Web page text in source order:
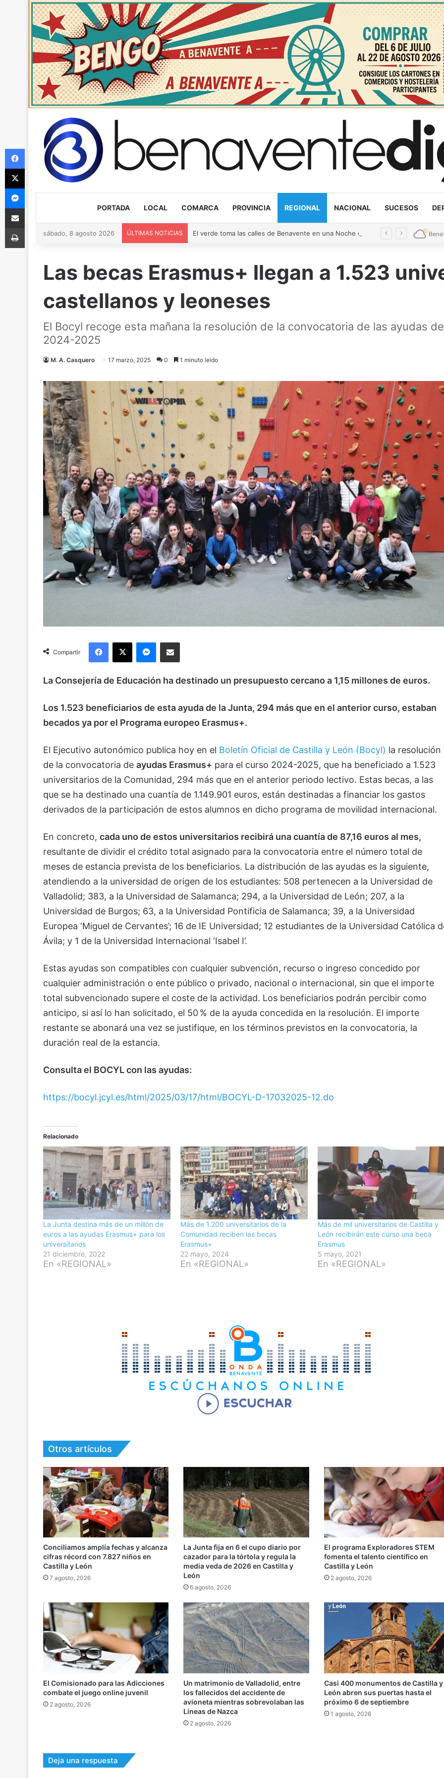
PORTADA LOCAL COMARCA PROVINCIA REGIONAL NACIONAL SUCESOS
sábado, 8 agosto 2026 ÚLTIMAS NOTICIAS
Las becas Erasmus+ llegan a 1.523
castellanos y leoneses
El Bocyl recoge esta mañana la resolución de la convocatoria de las ayudas
2024-2025
M. A. Casquero 17 marzo, 2025 0 1 minuto leído
Compartir
Facebook
X Messenger
Compartir via Email
La Consejería de Educación ha destinado un presupuesto cercano a 1,15 millones de euros.
Los 1.523 beneficiarios de esta ayuda de la Junta, 294 más que en el anterior curso, estaban
becados ya por el Programa europeo Erasmus+.
El Ejecutivo autonómico publica hoy en el Boletín Oficial de Castilla y León (Bocyl) la resolución
de la convocatoria de ayudas Erasmus+ para el curso 2024-2025, que ha beneficiado a 1.523
universitarios de la Comunidad, 294 más que en el anterior periodo lectivo. Estas becas, a las
que se ha destinado una cuantía de 1.149.901 euros, están destinadas a financiar los gastos
derivados de la participación de estos alumnos en dicho programa de movilidad internacional.
En concreto, cada uno de estos universitarios recibirá una cuantía de 87,16 euros al mes,
resultante de dividir el crédito total asignado para la convocatoria entre el número total de
meses de estancia prevista de los beneficiarios. La distribución de las ayudas es la siguiente,
atendiendo a la universidad de origen de los estudiantes: 508 pertenecen a la Universidad de
Valladolid; 383, a la Universidad de Salamanca; 294, a la Universidad de León; 207, a la
Universidad de Burgos; 63, a la Universidad Pontificia de Salamanca; 39, a la Universidad
Europea ‘Miguel de Cervantes’; 16 de IE Universidad; 12 estudiantes de la Universidad Católica
Ávila; y 1 de la Universidad Internacional ‘Isabel I’.
Estas ayudas son compatibles con cualquier subvención, recurso o ingreso concedido por
cualquier administración o ente público o privado, nacional o internacional, sin que el importe
total subvencionado supere el coste de la actividad. Los beneficiarios podrán percibir como
anticipo, si así lo han solicitado, el 50 % de la ayuda concedida en la resolución. El importe
restante se abonará una vez se justifique, en los términos previstos en la convocatoria, la
duración real de la estancia.
Consulta el BOCYL con las ayudas:
https://bocyl.jcyl.es/html/2025/03/17/html/BOCYL-D-17032025-12.do
Relacionado
La Junta destina más de un millón de
euros a las ayudas Erasmus+ para los
universitarios
21 diciembre, 2022
En «REGIONAL»
Más de 1.200 universitarios de la
Comunidad reciben las becas
Erasmus+
22 mayo, 2024
En «REGIONAL»
Más de mil universitarios de Castilla y
León recibirán este curso una beca
Erasmus
5 mayo, 2021
En «REGIONAL»
Otros artículos
Conciliamos amplía fechas y alcanza
cifras récord con 7.827 niños en
Castilla y León
7 agosto, 2026
La Junta fija en 6 el cupo diario por
cazador para la tórtola y regula la
media veda de 2026 en Castilla y
León
6 agosto, 2026
El programa Exploradores STEM
fomenta el talento científico en
Castilla y León
2 agosto, 2026
El Comisionado para las Adicciones
combate el juego online juvenil
2 agosto, 2026
Un matrimonio de Valladolid, entre
los fallecidos del accidente de
avioneta mientras sobrevolaban las
Líneas de Nazca
2 agosto, 2026
Casi 400 monumentos de Castilla y
León abren sus puertas hasta el
próximo 6 de septiembre
1 agosto, 2026
Deja una respuesta
Facebook
X
Messenger
Compartir via Email